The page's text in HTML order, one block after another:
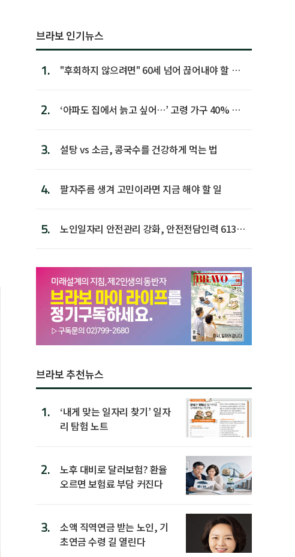
브라보 인기뉴스
1.
"후회하지 않으려면" 60세 넘어 끊어내야 할 사
2.
‘아파도 집에서 늙고 싶어…’ 고령 가구 40% 노
3. 설탕 vs 소금, 콩국수를 건강하게 먹는 법
4. 팔자주름 생겨 고민이라면 지금 해야 할 일
5.
노인일자리 안전관리 강화, 안전전담인력 613명
브라보 추천뉴스
1.
‘내게 맞는 일자리 찾기’ 일자
리 탐험 노트
2.
노후 대비로 달러보험? 환율
오르면 보험료 부담 커진다
3.
소액 직역연금 받는 노인, 기
초연금 수령 길 열린다